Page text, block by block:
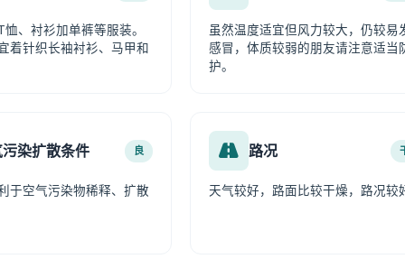
、衬衫加单裤等服装。
着针织长袖衬衫、马甲和
虽然温度适宜但风力较大，仍较易
感冒，体质较弱的朋友请注意适当
护。
染扩散条件 良
于空气污染物稀释、扩散
路况
天气较好，路面比较干燥，路况较